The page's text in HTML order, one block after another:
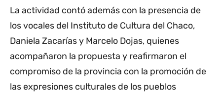
La actividad contó además con la presencia de
los vocales del Instituto de Cultura del Chaco,
Daniela Zacarías y Marcelo Dojas, quienes
acompañaron la propuesta y reafirmaron el
compromiso de la provincia con la promoción de
las expresiones culturales de los pueblos